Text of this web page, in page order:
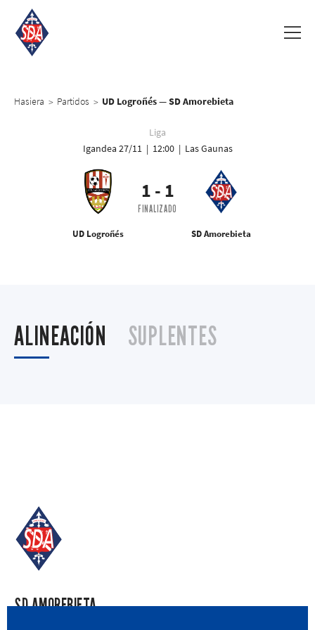
Hasiera > Partidos > UD Logroñés — SD Amorebieta
Liga
Igandea 27/11 | 12:00 | Las Gaunas
SD Amorebieta
1
-
1
FINALIZADO
UD Logroñés
ALINEACIÓN SUPLENTES
SD AMOREBIETA